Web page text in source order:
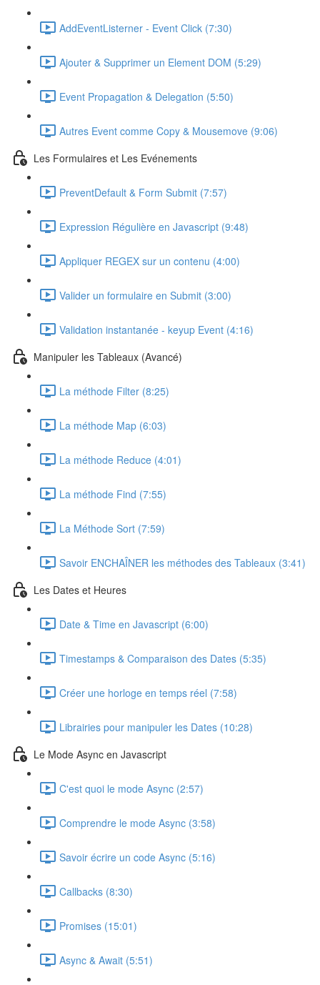
AddEventListerner - Event Click (7:30)
Ajouter & Supprimer un Element DOM (5:29)
Event Propagation & Delegation (5:50)
Autres Event comme Copy & Mousemove (9:06)
Les Formulaires et Les Evénements
PreventDefault & Form Submit (7:57)
Expression Régulière en Javascript (9:48)
Appliquer REGEX sur un contenu (4:00)
Valider un formulaire en Submit (3:00)
Validation instantanée - keyup Event (4:16)
Manipuler les Tableaux (Avancé)
La méthode Filter (8:25)
La méthode Map (6:03)
La méthode Reduce (4:01)
La méthode Find (7:55)
La Méthode Sort (7:59)
Savoir ENCHAÎNER les méthodes des Tableaux (3:41)
Les Dates et Heures
Date & Time en Javascript (6:00)
Timestamps & Comparaison des Dates (5:35)
Créer une horloge en temps réel (7:58)
Librairies pour manipuler les Dates (10:28)
Le Mode Async en Javascript
C'est quoi le mode Async (2:57)
Comprendre le mode Async (3:58)
Savoir écrire un code Async (5:16)
Callbacks (8:30)
Promises (15:01)
Async & Await (5:51)